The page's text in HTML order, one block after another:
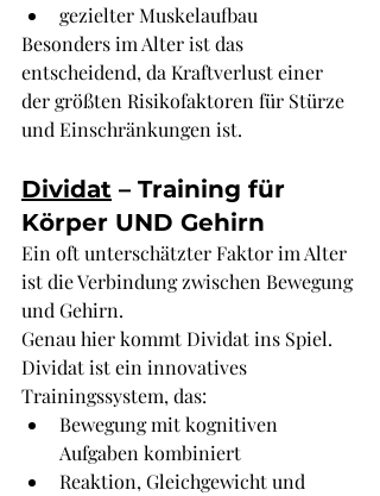
gezielter Muskelaufbau
Besonders im Alter ist das
entscheidend, da Kraftverlust einer
der größten Risikofaktoren für Stürze
und Einschränkungen ist.
Dividat – Training für
Körper UND Gehirn
Ein oft unterschätzter Faktor im Alter
ist die Verbindung zwischen Bewegung
und Gehirn.
Genau hier kommt Dividat ins Spiel.
Dividat ist ein innovatives
Trainingssystem, das:
Bewegung mit kognitiven
Aufgaben kombiniert
Reaktion, Gleichgewicht und